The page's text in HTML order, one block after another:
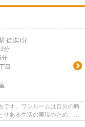
徒歩3分
3分
分
目
です。ワンルームは自分の時
りある生活の実現のため、初